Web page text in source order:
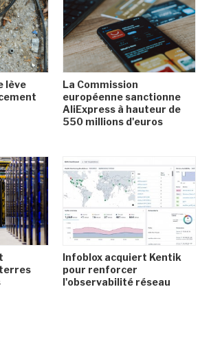
lève
La Commission
européenne sanctionne
AliExpress à hauteur de
550 millions d'euros
Infoblox acquiert Kentik
pour renforcer
l'observabilité réseau